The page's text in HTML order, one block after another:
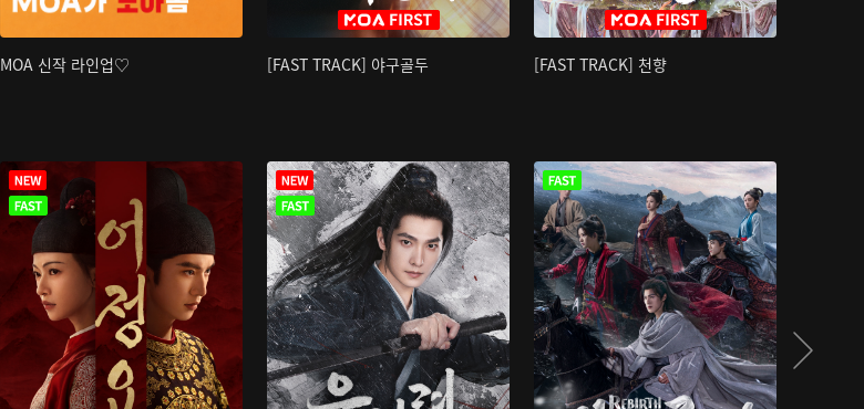
MOA 신작 라인업♡ [FAST TRACK] 야구골두 [FAST TRACK] 천향